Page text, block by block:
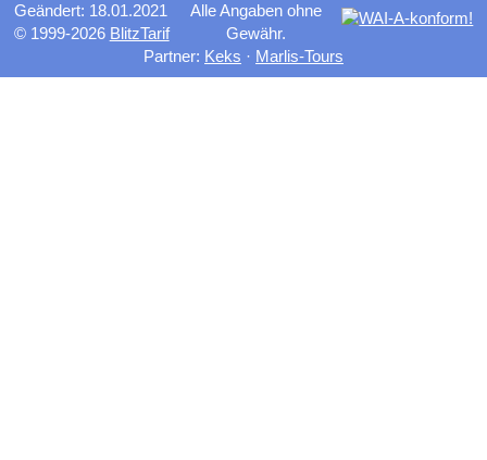
Geändert: 18.01.2021
© 1999-2026 BlitzTarif
Alle Angaben ohne
Gewähr.
Partner: Keks · Marlis-Tours